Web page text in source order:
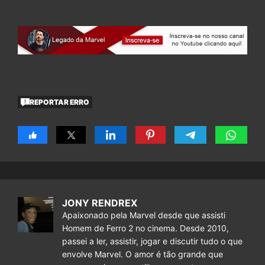
REPORTAR ERRO
JONY RENDREX
Apaixonado pela Marvel desde que assisti
Homem de Ferro 2 no cinema. Desde 2010,
passei a ler, assistir, jogar e discutir tudo o que
envolve Marvel. O amor é tão grande que